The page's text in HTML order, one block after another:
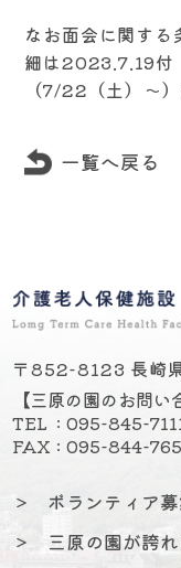
なお面会に関す
細は2023.7.19付
（7/22（土）～
一覧へ戻る
〒852-8123 長崎
【三原の園のお問い
TEL : 095-845-
FAX : 095-844-
＞
ボランティア
＞
三原の園が誇